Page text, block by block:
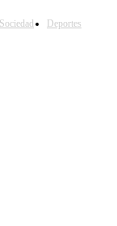
Deportes